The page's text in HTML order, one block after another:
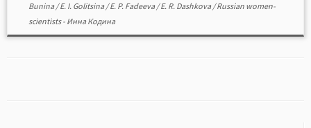
Bunina/E. I. Golitsina/E. P. Fadeeva/E. R. Dashkova/Russian women-
scientists- Инна Кодина